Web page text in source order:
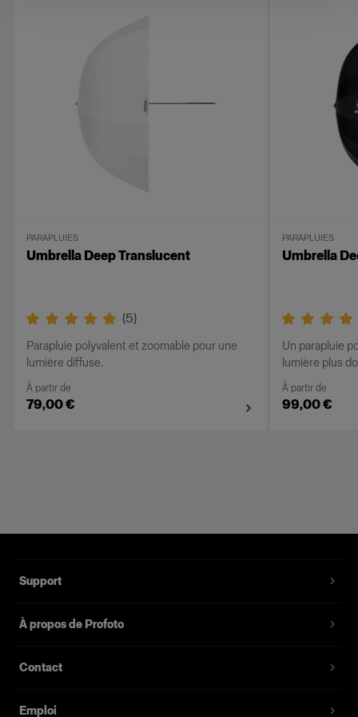
PARAPLUIES
Umbrella Deep Translucent
(5)
Parapluie polyvalent et zoomable pour une
lumière diffuse.
À partir de
79,00 €
PARAPLUIES
Umbrella
Un parapluie
lumière plus
À partir de
99,00 €
Support
À propos de Profoto
Contact
Emploi